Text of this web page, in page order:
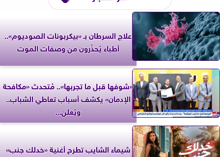
علاج السرطان بـ «بيكربونات الصوديوم»..
أطباء يُحذّرون من وصفات الموت
«شوفها قبل ما تجربها».. مُتحدث «مكافحة
الإدمان» يكشف أسباب تعاطي الشباب..
ويُعلن...
شيماء الشايب تطرح أغنية «خدلك جنب»